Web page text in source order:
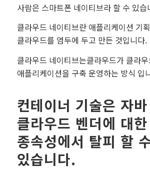
사람은 스마트폰 네이티브라 할 수 있습
클라우드 네이티브란 애플리케이션 기
클라우드를 염두에 두고 만든 것입니다.
클라우드 네이티브는클라우드가 클라
애플리케이션을 구축 운영하는 방식 입
컨테이너 기술은 자
클라우드 벤더에 대한
종속성에서 탈피 할
있습니다.